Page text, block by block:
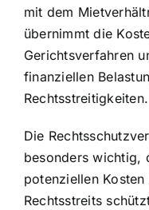
mit dem
übernimmt die
Gerichtsverfahren
finanziellen
Rechtsstreitigkeiten.
Die
besonders wichtig,
potenziellen
Rechtsstreits